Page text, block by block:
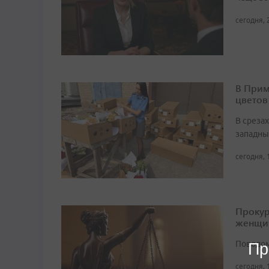
сегодня,
В
В
сегодня,
сегодня,